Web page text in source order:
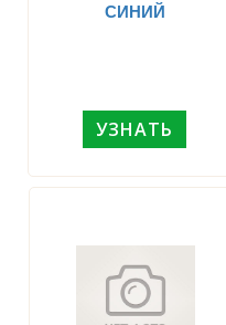
СИНИЙ
УЗНАТЬ